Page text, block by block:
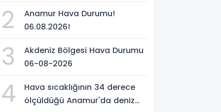
2
Anamur Hava Durumu!
06.08.2026!
3
Akdeniz Bölgesi Hava Durumu
06-08-2026
4
Hava sıcaklığının 34 derece
ölçüldüğü Anamur'da deniz